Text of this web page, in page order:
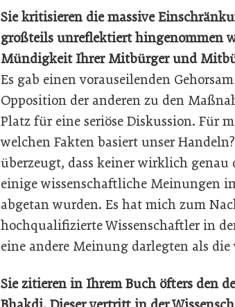
Sie kritisieren die massive
großteils unreflektiert hingenommen
Mündigkeit Ihrer Mitbürger und
Es gab einen vorauseilenden
Opposition der anderen zu den
Platz für eine seriöse Diskussion. Für
welchen Fakten basiert unser
überzeugt, dass keiner wirklich genau
einige wissenschaftliche Meinungen
abgetan wurden. Es hat mich zum
hochqualifizierte Wissenschaftler in
eine andere Meinung darlegten als
Sie zitieren in Ihrem Buch öfters den